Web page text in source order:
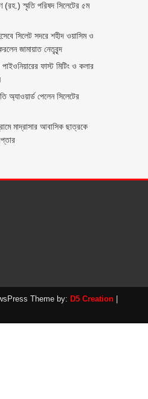
(রহ.) স্মৃতি পরিষদ সিলেটের ৫ম
সিলেট সদরে শহীদ ওয়াসিম ও
জামায়াত নেতৃবৃন্দ
ফাস্ট মিটিং ও কলার
অ্যাওয়ার্ড পেলেন সিলেটের
মাদ্রাসার আবাসিক ছাত্রকে
Theme by: D5 Creation